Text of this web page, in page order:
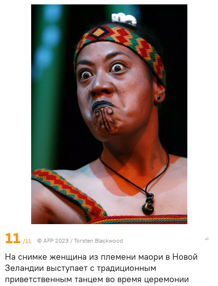
11 /11 © AFP 2023 / Torsten Blackwood
На снимке женщина из племени маори в Новой
Зеландии выступает с традиционным
приветственным танцем во время церемонии